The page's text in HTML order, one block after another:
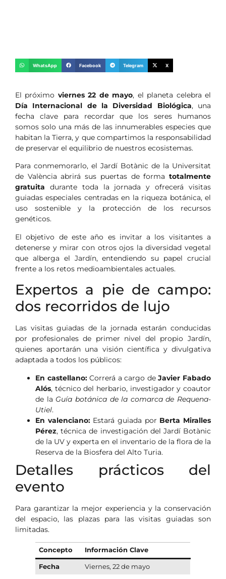
WhatsApp Facebook Telegram X
El próximo viernes 22 de mayo, el planeta celebra el
Día Internacional de la Diversidad Biológica, una
fecha clave para recordar que los seres humanos
somos solo una más de las innumerables especies que
habitan la Tierra, y que compartimos la responsabilidad
de preservar el equilibrio de nuestros ecosistemas.
Para conmemorarlo, el Jardí Botànic de la Universitat
de València abrirá sus puertas de forma totalmente
gratuita durante toda la jornada y ofrecerá visitas
guiadas especiales centradas en la riqueza botánica, el
uso sostenible y la protección de los recursos
genéticos.
El objetivo de este año es invitar a los visitantes a
detenerse y mirar con otros ojos la diversidad vegetal
que alberga el Jardín, entendiendo su papel crucial
frente a los retos medioambientales actuales.
Expertos a pie de campo:
dos recorridos de lujo
Las visitas guiadas de la jornada estarán conducidas
por profesionales de primer nivel del propio Jardín,
quienes aportarán una visión científica y divulgativa
adaptada a todos los públicos:
En castellano:Correrá a cargo deJavier Fabado
Alós, técnico del herbario, investigador y coautor
de la Guía botánica de la comarca de Requena-
Utiel.
En valenciano:Estará guiada por Berta Miralles
Pérez, técnica de investigación del Jardí Botànic
de la UV y experta en el inventario de la flora de la
Reserva de la Biosfera del Alto Turia.
Detalles prácticos del
evento
Para garantizar la mejor experiencia y la conservación
del espacio, las plazas para las visitas guiadas son
limitadas.
Concepto Información Clave
Fecha Viernes, 22 de mayo